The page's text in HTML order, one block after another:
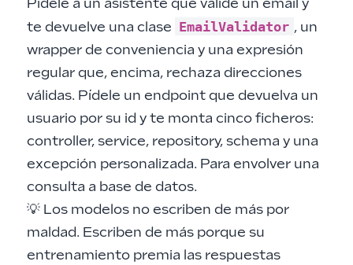
Pídele a un asistente que valide un email y
te devuelve una clase EmailValidator , un
wrapper de conveniencia y una expresión
regular que, encima, rechaza direcciones
válidas. Pídele un endpoint que devuelva un
usuario por su id y te monta cinco ficheros:
controller, service, repository, schema y una
excepción personalizada. Para envolver una
consulta a base de datos.
💡 Los modelos no escriben de más por
maldad. Escriben de más porque su
entrenamiento premia las respuestas